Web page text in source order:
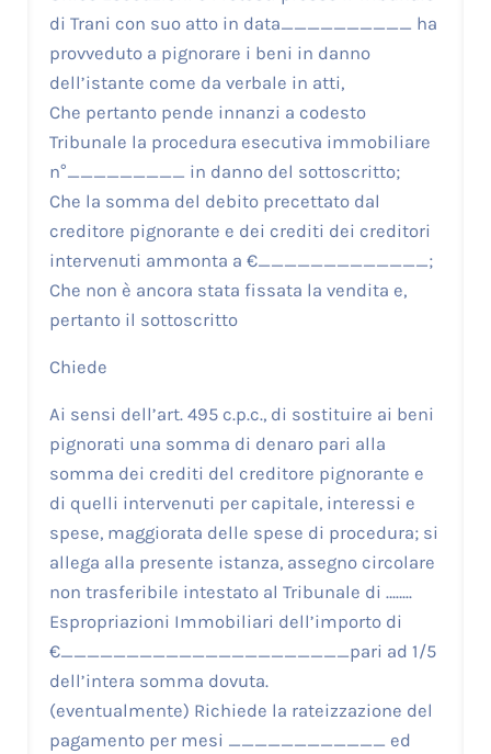
di Trani con suo atto in data__________ ha
provveduto a pignorare i beni in danno
dell’istante come da verbale in atti,
Che pertanto pende innanzi a codesto
Tribunale la procedura esecutiva immobiliare
n°_________ in danno del sottoscritto;
Che la somma del debito precettato dal
creditore pignorante e dei crediti dei creditori
intervenuti ammonta a €_____________;
Che non è ancora stata fissata la vendita e,
pertanto il sottoscritto
Chiede
Ai sensi dell’art. 495 c.p.c., di sostituire ai beni
pignorati una somma di denaro pari alla
somma dei crediti del creditore pignorante e
di quelli intervenuti per capitale, interessi e
spese, maggiorata delle spese di procedura; si
allega alla presente istanza, assegno circolare
non trasferibile intestato al Tribunale di ……..
Espropriazioni Immobiliari dell’importo di
€______________________pari ad 1/5
dell’intera somma dovuta.
(eventualmente) Richiede la rateizzazione del
pagamento per mesi ____________ ed